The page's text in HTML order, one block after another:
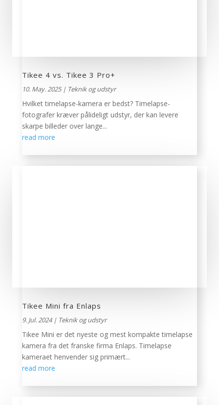
Tikee 4 vs. Tikee 3 Pro+
10. May. 2025| Teknik og udstyr
Hvilket timelapse-kamera er bedst? Timelapse-
fotografer kræver pålideligt udstyr, der kan levere
skarpe billeder over lange...
read more
Tikee Mini fra Enlaps
9. Jul. 2024| Teknik og udstyr
Tikee Mini er det nyeste og mest kompakte timelapse
kamera fra det franske firma Enlaps. Timelapse
kameraet henvender sig primært...
read more